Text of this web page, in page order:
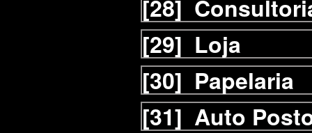
[28]
[29] Loja
[30] Papelaria
[31] Auto